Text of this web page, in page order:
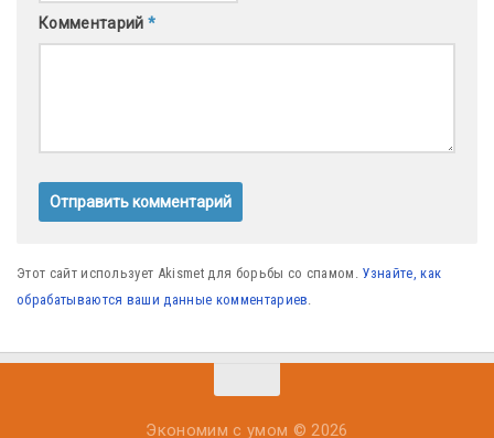
Комментарий *
Этот сайт использует Akismet для борьбы со спамом. Узнайте, как
обрабатываются ваши данные комментариев.
Экономим с умом © 2026